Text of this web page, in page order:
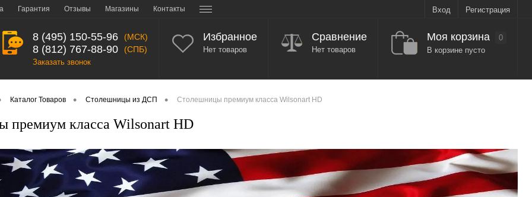
Гарантия Отзывы Магазины Контакты Вход Регистрация
8 (495) 150-55-96 (МСК)
8 (812) 767-88-90 (СПБ)
Заказать звонок
Избранное
Нет товаров
Сравнение
Нет товаров
Моя корзина
0
В корзине пусто
Каталог Товаров • Столешницы из ДСП • Столешницы премиум класса Wilsonart HD
премиум класса Wilsonart HD